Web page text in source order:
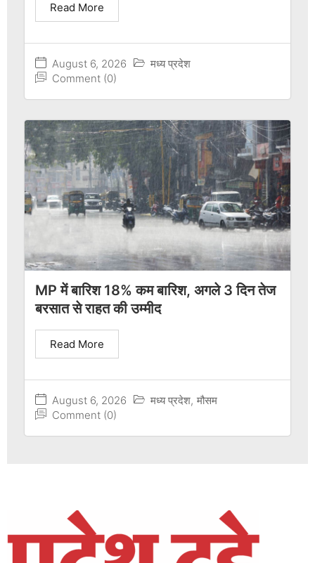
August 6, 2026
मध्य प्रदेश
Comment (0)
Read More
MP में बारिश 18% कम बारिश, अगले 3 दिन तेज
बरसात से राहत की उम्मीद
August 6, 2026 मध्य प्रदेश, मौसम
Comment (0)
Read More